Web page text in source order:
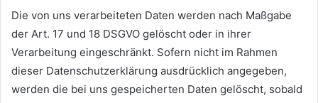
Die von uns verarbeiteten Daten werden nach Maßgabe
der Art. 17 und 18 DSGVO gelöscht oder in ihrer
Verarbeitung eingeschränkt. Sofern nicht im Rahmen
dieser Datenschutzerklärung ausdrücklich angegeben,
werden die bei uns gespeicherten Daten gelöscht, sobald